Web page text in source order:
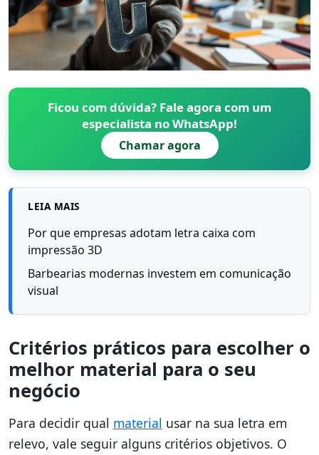
Ficou com dúvida? Fale agora com um
especialista no WhatsApp!
Chamar agora
LEIA MAIS
Por que empresas adotam letra caixa com
impressão 3D
Barbearias modernas investem em comunicação
visual
Critérios práticos para escolher o
melhor material para o seu
negócio
Para decidir qual material usar na sua letra em
relevo, vale seguir alguns critérios objetivos. O